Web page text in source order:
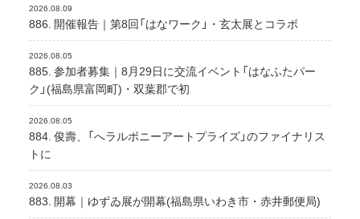
2026.08.09
886. 開催報告｜第8回「はなワーク」・玄太展とコラボ
2026.08.05
885. 参加者募集｜8月29日に交流イベント「はなふたパー
ク」(福島県富岡町)・双葉郡で初
2026.08.05
884. 俊壽、「へラルボニーアートプライズ」のファイナリス
トに
2026.08.03
883. 開幕｜ゆずゐ展が開幕(福島県いわき市・赤井郵便局)